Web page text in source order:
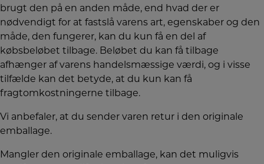
brugt den på en anden måde, end hvad der er
nødvendigt for at fastslå varens art, egenskaber og den
måde, den fungerer, kan du kun få en del af
købsbeløbet tilbage. Beløbet du kan få tilbage
afhænger af varens handelsmæssige værdi, og i visse
tilfælde kan det betyde, at du kun kan få
fragtomkostningerne tilbage.
Vi anbefaler, at du sender varen retur i den originale
emballage.
Mangler den originale emballage, kan det muligvis